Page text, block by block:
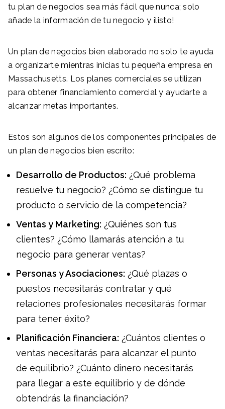
tu plan de negocios sea más fácil que nunca; solo
añade la información de tu negocio y ¡listo!
Un plan de negocios bien elaborado no solo te ayuda
a organizarte mientras inicias tu pequeña empresa en
Massachusetts. Los planes comerciales se utilizan
para obtener financiamiento comercial y ayudarte a
alcanzar metas importantes.
Estos son algunos de los componentes principales de
un plan de negocios bien escrito:
Desarrollo de Productos: ¿Qué problema
resuelve tu negocio? ¿Cómo se distingue tu
producto o servicio de la competencia?
Ventas y Marketing: ¿Quiénes son tus
clientes? ¿Cómo llamarás atención a tu
negocio para generar ventas?
Personas y Asociaciones: ¿Qué plazas o
puestos necesitarás contratar y qué
relaciones profesionales necesitarás formar
para tener éxito?
Planificación Financiera: ¿Cuántos clientes o
ventas necesitarás para alcanzar el punto
de equilibrio? ¿Cuánto dinero necesitarás
para llegar a este equilibrio y de dónde
obtendrás la financiación?